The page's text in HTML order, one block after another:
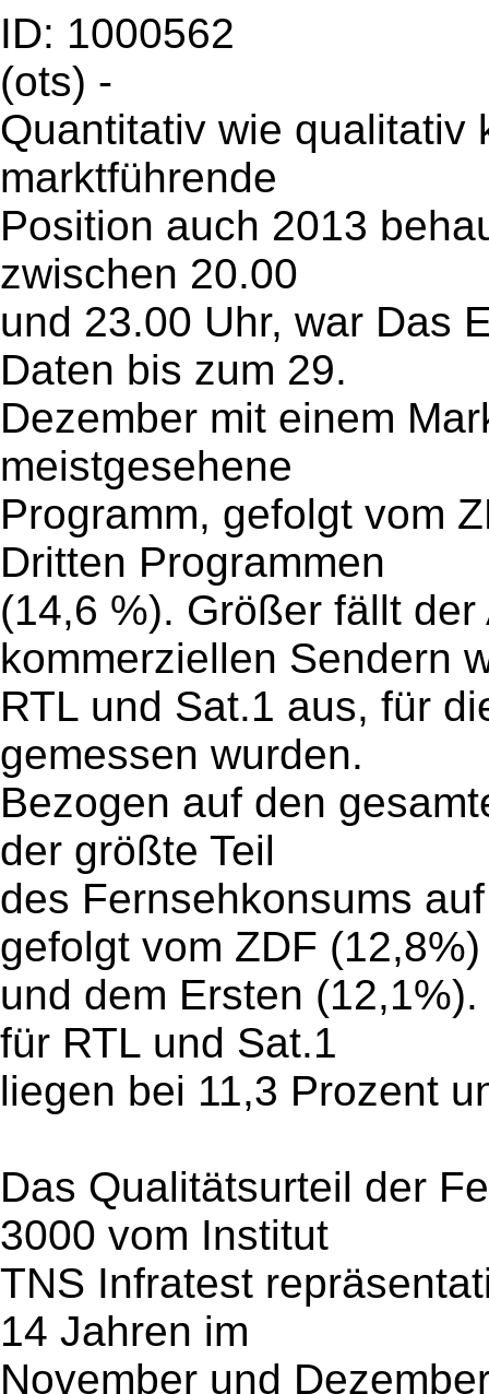
ID: 1000562
(ots) -
Quantitativ wie qualitativ
marktführende
Position auch 2013
zwischen 20.00
und 23.00 Uhr, war Das
Daten bis zum 29.
Dezember mit einem
meistgesehene
Programm, gefolgt vom
Dritten Programmen
(14,6 %). Größer fällt
kommerziellen Sendern
RTL und Sat.1 aus, für
gemessen wurden.
Bezogen auf den
der größte Teil
des Fernsehkonsums
gefolgt vom ZDF (12,8%)
und dem Ersten
für RTL und Sat.1
liegen bei 11,3 Prozent
Das Qualitätsurteil der
3000 vom Institut
TNS Infratest
14 Jahren im
November und